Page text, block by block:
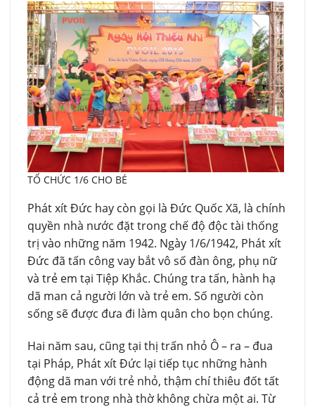
TỔ CHỨC 1/6 CHO BÉ
Phát xít Đức hay còn gọi là Đức Quốc Xã, là chính
quyền nhà nước đặt trong chế độ độc tài thống
trị vào những năm 1942. Ngày 1/6/1942, Phát xít
Đức đã tấn công vay bắt vô số đàn ông, phụ nữ
và trẻ em tại Tiệp Khắc. Chúng tra tấn, hành hạ
dã man cả người lớn và trẻ em. Số người còn
sống sẽ được đưa đi làm quân cho bọn chúng.
Hai năm sau, cũng tại thị trấn nhỏ Ô – ra – đua
tại Pháp, Phát xít Đức lại tiếp tục những hành
động dã man với trẻ nhỏ, thậm chí thiêu đốt tất
cả trẻ em trong nhà thờ không chừa một ai. Từ